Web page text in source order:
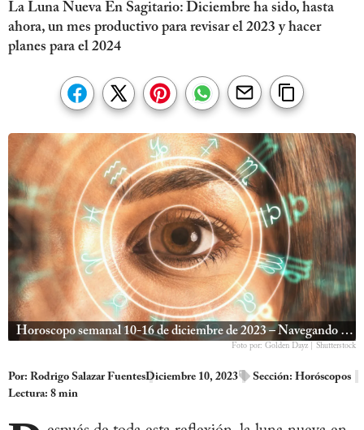
La Luna Nueva En Sagitario: Diciembre ha sido, hasta
ahora, un mes productivo para revisar el 2023 y hacer
planes para el 2024
Horoscopo semanal 10-16 de diciembre de 2023 – Navegando la luna nueva y retrógrados
Foto por: Golden Dayz | Shutterstock
Por: Rodrigo Salazar FuentesDiciembre 10, 2023 Sección: Horóscopos
Lectura: 8 min